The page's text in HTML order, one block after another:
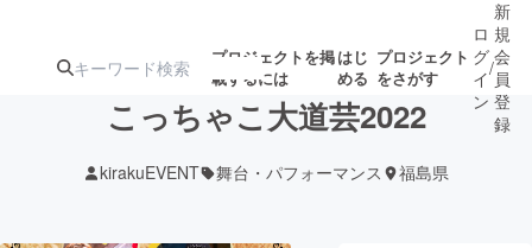
プロジェクトを掲
載するには
はじ
める
プロジェクト
をさがす
ロ
グ
イ
ン
/
新
規
会
員
登
録
こっちゃこ大道芸2022
kirakuEVENT 舞台・パフォーマンス 福島県